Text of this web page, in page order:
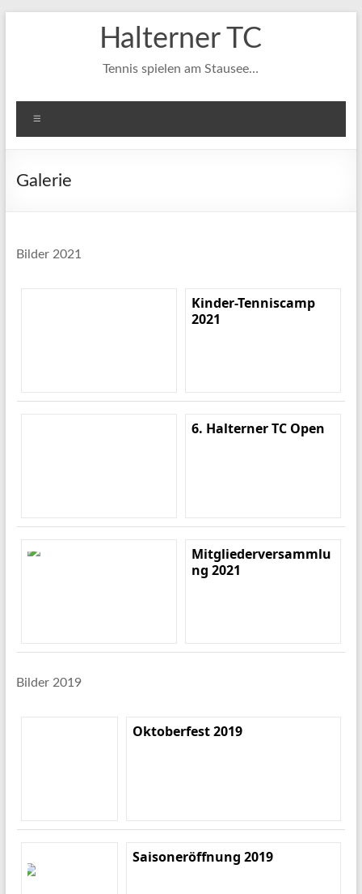
Halterner TC
Tennis spielen am Stausee…
Galerie
Bilder 2021
Kinder-Tenniscamp
2021
6. Halterner TC Open
Mitgliederversammlu
ng 2021
Bilder 2019
Oktoberfest 2019
Saisoneröffnung 2019